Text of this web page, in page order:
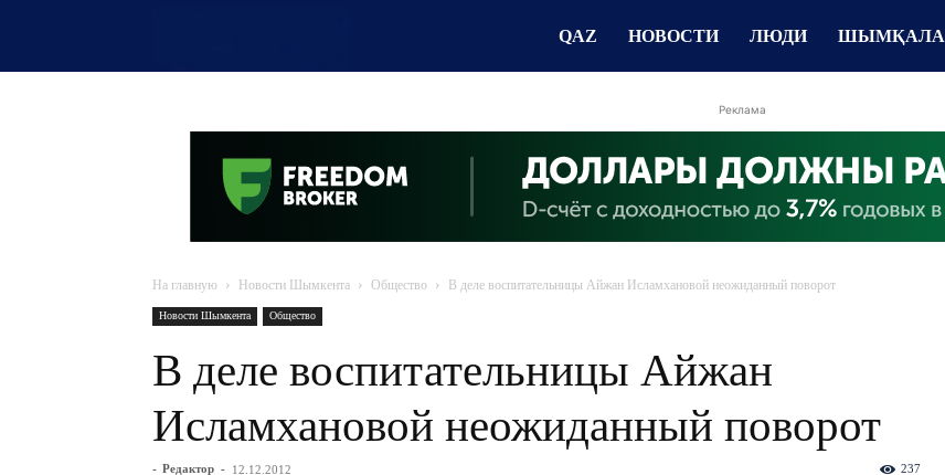
QAZ НОВОСТИ ЛЮДИ ШЫМҚАЛА
Реклама
На главную Новости Шымкента Общество В деле воспитательницы Айжан Исламхановой неожиданный поворот
Новости Шымкента Общество
В деле воспитательницы Айжан
Исламхановой неожиданный поворот
- Редактор - 12.12.2012 237